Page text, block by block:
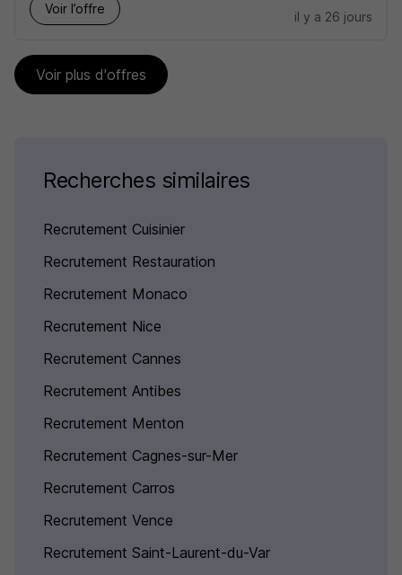
Voir l’offre
il y a 26 jours
Voir plus d'offres
Recherches similaires
Recrutement Cuisinier
Recrutement Restauration
Recrutement Monaco
Recrutement Nice
Recrutement Cannes
Recrutement Antibes
Recrutement Menton
Recrutement Cagnes-sur-Mer
Recrutement Carros
Recrutement Vence
Recrutement Saint-Laurent-du-Var